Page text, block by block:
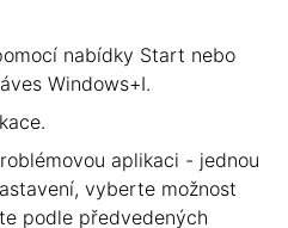
nabídky Start nebo
Windows+I.
aplikaci - jednou
vyberte možnost
podle předvedených